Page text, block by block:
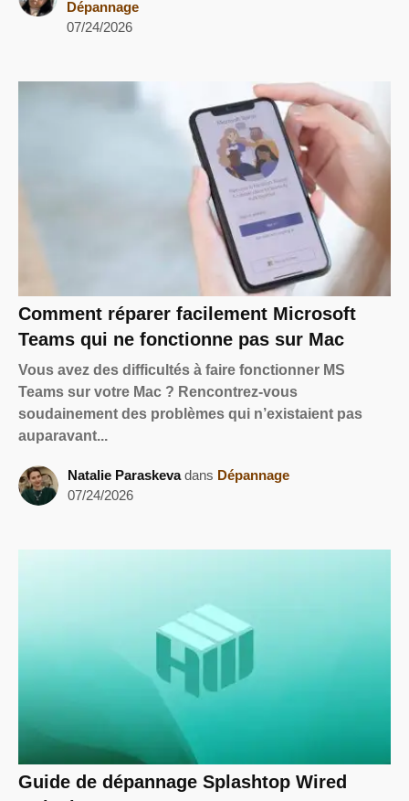
Dépannage
07/24/2026
Comment réparer facilement Microsoft
Teams qui ne fonctionne pas sur Mac
Vous avez des difficultés à faire fonctionner MS
Teams sur votre Mac ? Rencontrez-vous
soudainement des problèmes qui n’existaient pas
auparavant...
Natalie Paraskevadans Dépannage
07/24/2026
Guide de dépannage Splashtop Wired